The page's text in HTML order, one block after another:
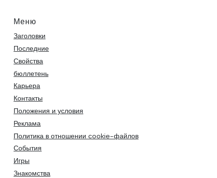
Меню
Заголовки
Последние
Свойства
бюллетень
Карьера
Контакты
Положения и условия
Реклама
Политика в отношении cookie-файлов
События
Игры
Знакомства